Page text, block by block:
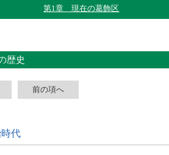
第1章 現在の葛飾区
歴史
前の項へ
代